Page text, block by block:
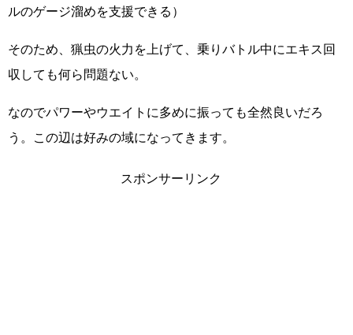
ルのゲージ溜めを支援できる）
そのため、猟虫の火力を上げて、乗りバトル中にエキス回
収しても何ら問題ない。
なのでパワーやウエイトに多めに振っても全然良いだろ
う。この辺は好みの域になってきます。
スポンサーリンク